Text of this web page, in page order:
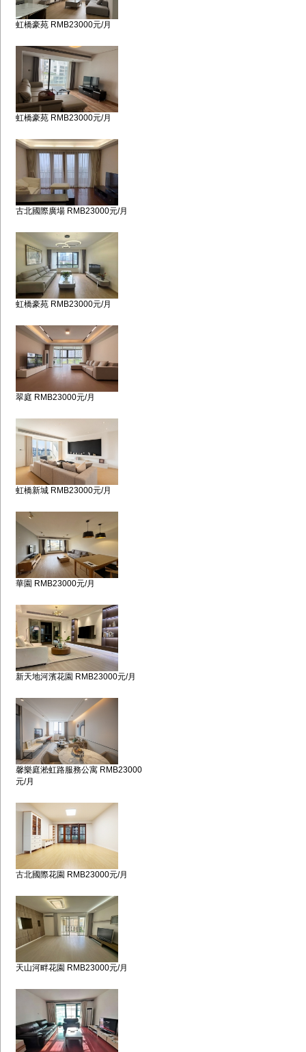
虹橋豪苑 RMB23000元/月
虹橋豪苑 RMB23000元/月
古北國際廣場 RMB23000元/月
虹橋豪苑 RMB23000元/月
翠庭 RMB23000元/月
虹橋新城 RMB23000元/月
華園 RMB23000元/月
新天地河濱花園 RMB23000元/月
馨樂庭淞虹路服務公寓 RMB23000
元/月
古北國際花園 RMB23000元/月
天山河畔花園 RMB23000元/月